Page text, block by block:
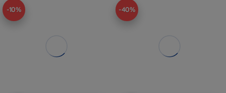
-10% -40%